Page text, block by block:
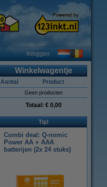
Inloggen
Winkelwagentje
Aantal Product
Geen producten
Totaal: € 0,00
Tip!
Combi deal: Q-nomic
Power AA + AAA
batterijen (2x 24 stuks)